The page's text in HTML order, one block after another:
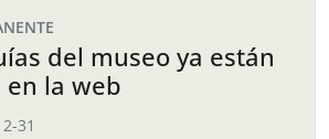
del museo ya están
la web
31